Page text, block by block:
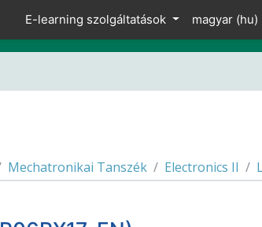
E-learning szolgáltatások magyar ‎(hu)‎
Mechatronikai Tanszék Electronics II